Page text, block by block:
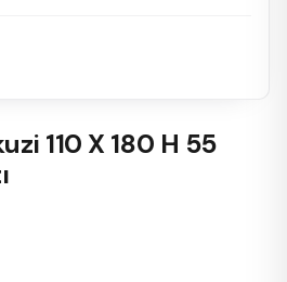
110 X 180 H 55